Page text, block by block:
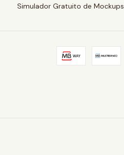
Simulador Gratuito de Mockups